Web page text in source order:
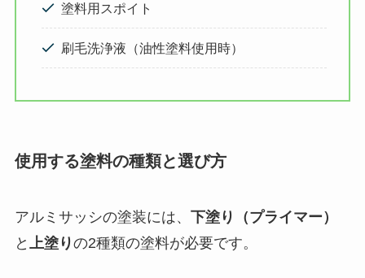
塗料用スポイト
刷毛洗浄液（油性塗料使用時）
使用する塗料の種類と選び方
アルミサッシの塗装には、 下塗り（プライマー）
と 上塗りの2種類の塗料が必要です。